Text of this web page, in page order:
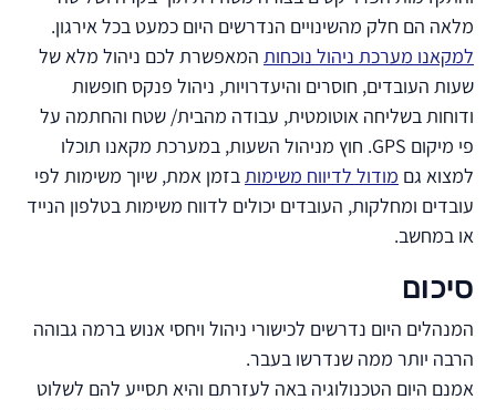
מלאה הם חלק מהשינויים הנדרשים היום כמעט בכל אירגון.
למקאנו מערכת ניהול נוכחות המאפשרת לכם ניהול מלא של
שעות העובדים, חוסרים והיעדרויות, ניהול פנקס חופשות
ודוחות בשליחה אוטומטית, עבודה מהבית/ שטח והחתמה על
פי מיקום GPS. חוץ מניהול השעות, במערכת מקאנו תוכלו
למצוא גם מודול לדיווח משימותבזמן אמת, שיוך משימות לפי
עובדים ומחלקות, העובדים יכולים לדווח משימות בטלפון הנייד
או במחשב.
סיכום
המנהלים היום נדרשים לכישורי ניהול ויחסי אנוש ברמה גבוהה
הרבה יותר ממה שנדרשו בעבר.
אמנם היום הטכנולוגיה באה לעזרתם והיא תסייע להם לשלוט